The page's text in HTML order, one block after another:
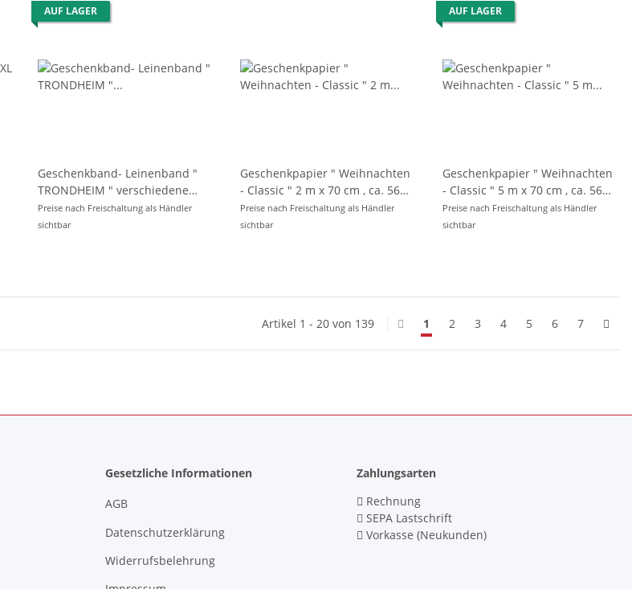
AUF LAGER
Geschenkband- Leinenband "
TRONDHEIM " verschiedene
Größen
Preise nach Freischaltung als Händler
sichtbar
Geschenkpapier " Weihnachten
- Classic " 2 m x 70 cm , ca. 56
g/m² , sortiert
Preise nach Freischaltung als Händler
sichtbar
AUF LAGER
Geschenkpapier " Weihnachten
- Classic " 5 m x 70 cm , ca. 56
g/m² , sortiert
Preise nach Freischaltung als Händler
sichtbar
Artikel 1 - 20 von 139 1 2 3 4 5 6 7
Gesetzliche Informationen
AGB
Datenschutzerklärung
Widerrufsbelehrung
Zahlungsarten
Rechnung
SEPA Lastschrift
Vorkasse (Neukunden)